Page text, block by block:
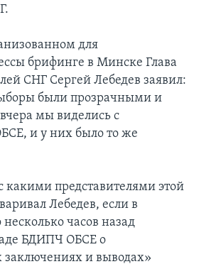
для
брифинге в Минске Глава
СНГ Сергей Лебедев заявил:
были прозрачными и
мы виделись с
и у них было то же
какими представителями этой
Лебедев, если в
часов назад
БДИПЧ ОБСЕ о
и выводах»